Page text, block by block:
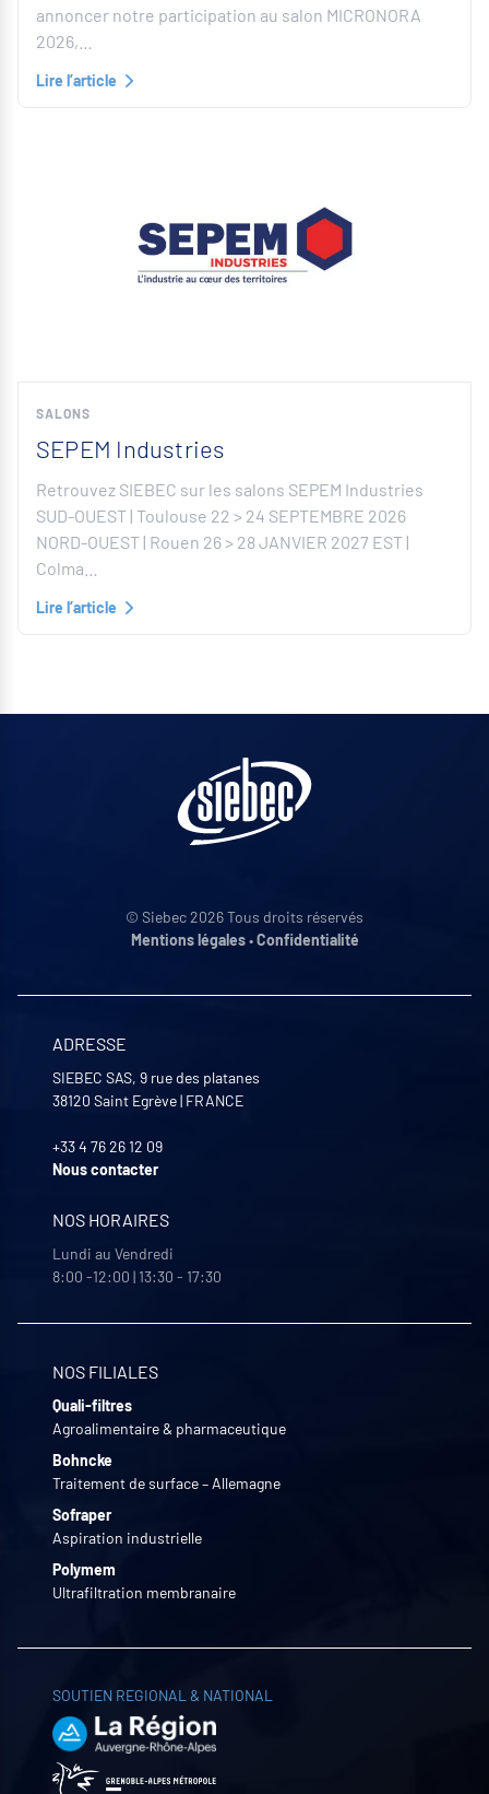
annoncer notre participation au salon MICRONORA
2026,…
Lire l’article
SALONS
SEPEM Industries
Retrouvez SIEBEC sur les salons SEPEM Industries
SUD-OUEST | Toulouse 22 > 24 SEPTEMBRE 2026
NORD-OUEST | Rouen 26 > 28 JANVIER 2027 EST |
Colma…
Lire l’article
© Siebec 2026 Tous droits réservés
Mentions légales•Confidentialité
ADRESSE
SIEBEC SAS, 9 rue des platanes
38120 Saint Egrève| FRANCE
+33 4 76 26 12 09
Nous contacter
NOS HORAIRES
Lundi au Vendredi
8:00 -12:00 | 13:30 - 17:30
NOS FILIALES
Quali-filtres
Agroalimentaire & pharmaceutique
Bohncke
Traitement de surface – Allemagne
Sofraper
Aspiration industrielle
Polymem
Ultrafiltration membranaire
SOUTIEN REGIONAL & NATIONAL